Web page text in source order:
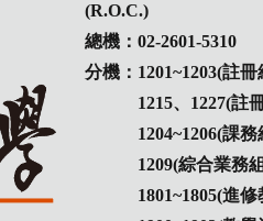
(R.O.C.)
總機：02-2601-5310
分機：1201~1203(註冊
1215、1227(註
1204~1206(課務
1209(綜合業務
1801~1805(進修